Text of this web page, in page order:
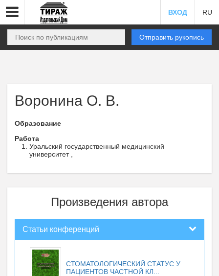
ВХОД RU
Отправить рукопись
Воронина О. В.
Образование
Работа
Уральский государственный медицинский
университет ,
Произведения автора
Статьи конференций
СТОМАТОЛОГИЧЕСКИЙ СТАТУС У
ПАЦИЕНТОВ ЧАСТНОЙ КЛ...